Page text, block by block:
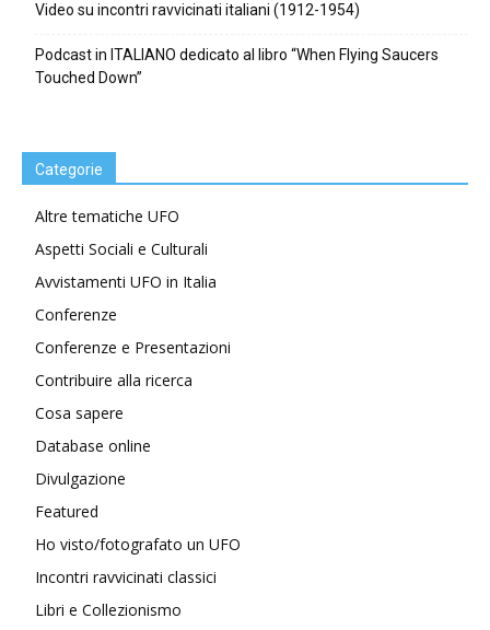
Video su incontri ravvicinati italiani (1912-1954)
Podcast in ITALIANO dedicato al libro “When Flying Saucers
Touched Down”
Categorie
Altre tematiche UFO
Aspetti Sociali e Culturali
Avvistamenti UFO in Italia
Conferenze
Conferenze e Presentazioni
Contribuire alla ricerca
Cosa sapere
Database online
Divulgazione
Featured
Ho visto/fotografato un UFO
Incontri ravvicinati classici
Libri e Collezionismo